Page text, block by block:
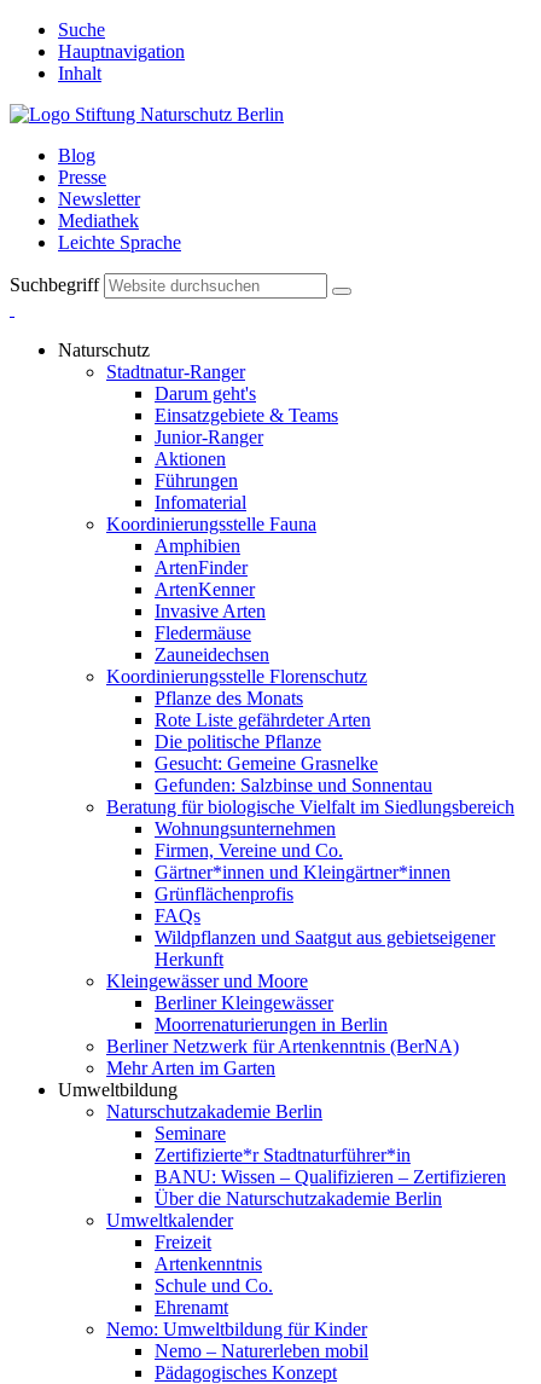
Suche
Hauptnavigation
Inhalt
Blog
Presse
Newsletter
Mediathek
Leichte Sprache
Suchbegriff
Naturschutz
Stadtnatur-Ranger
Darum geht's
Einsatzgebiete & Teams
Junior-Ranger
Aktionen
Führungen
Infomaterial
Koordinierungsstelle Fauna
Amphibien
ArtenFinder
ArtenKenner
Invasive Arten
Fledermäuse
Zauneidechsen
Koordinierungsstelle Florenschutz
Pflanze des Monats
Rote Liste gefährdeter Arten
Die politische Pflanze
Gesucht: Gemeine Grasnelke
Gefunden: Salzbinse und Sonnentau
Beratung für biologische Vielfalt im Siedlungsbereich
Wohnungsunternehmen
Firmen, Vereine und Co.
Gärtner*innen und Kleingärtner*innen
Grünflächenprofis
FAQs
Wildpflanzen und Saatgut aus gebietseigener
Herkunft
Kleingewässer und Moore
Berliner Kleingewässer
Moorrenaturierungen in Berlin
Berliner Netzwerk für Artenkenntnis (BerNA)
Mehr Arten im Garten
Umweltbildung
Naturschutzakademie Berlin
Seminare
Zertifizierte*r Stadtnaturführer*in
BANU: Wissen – Qualifizieren – Zertifizieren
Über die Naturschutzakademie Berlin
Umweltkalender
Freizeit
Artenkenntnis
Schule und Co.
Ehrenamt
Nemo: Umweltbildung für Kinder
Nemo – Naturerleben mobil
Pädagogisches Konzept